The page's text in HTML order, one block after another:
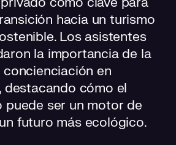
hacia un turismo
Los asistentes
la importancia de la
en
destacando cómo el
puede ser un motor de
futuro más ecológico.